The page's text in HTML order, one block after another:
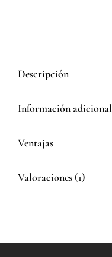
Descripción
Información adicional
Ventajas
Valoraciones (1)